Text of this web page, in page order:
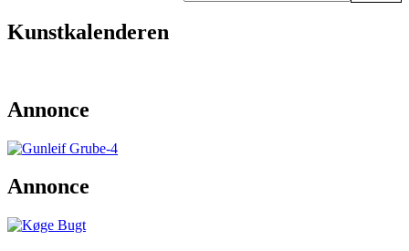
Kunstkalenderen
Annonce
Annonce